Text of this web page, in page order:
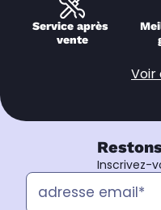
Service après
vente
Voir
Inscrivez-